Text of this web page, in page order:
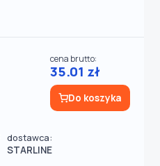
dostawca:
STARLINE
cena brutto:
35.01 zł
Do koszyka